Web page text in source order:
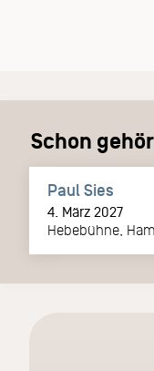
Schon
Paul Sies
4. März 2027
Hebebühne,